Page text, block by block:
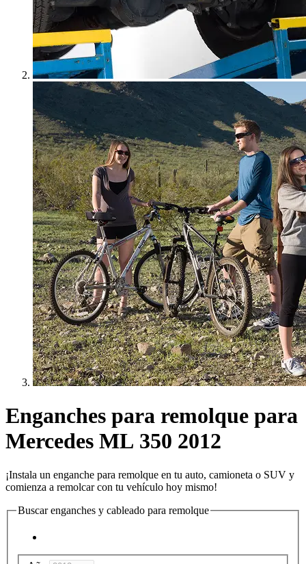
Enganches para remolque para
Mercedes ML 350 2012
¡Instala un enganche para remolque en tu auto, camioneta o SUV y
comienza a remolcar con tu vehículo hoy mismo!
Buscar enganches y cableado para remolque